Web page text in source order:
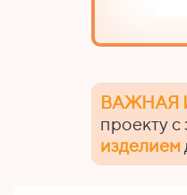
ВАЖНАЯ
проекту с
изделием